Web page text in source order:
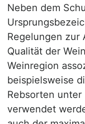
Neben dem
Regelungen zur
Qualität der
Weinregion
beispielsweise
Rebsorten unter
verwendet